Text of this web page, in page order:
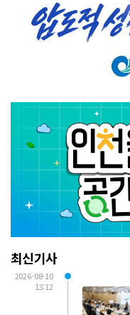
최신기사
2026-08-10
13:12